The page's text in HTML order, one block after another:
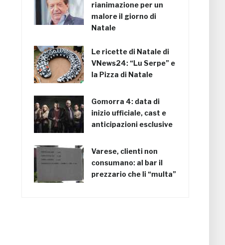
rianimazione per un
malore il giorno di
Natale
Le ricette di Natale di
VNews24: “Lu Serpe” e
la Pizza di Natale
Gomorra 4: data di
inizio ufficiale, cast e
anticipazioni esclusive
Varese, clienti non
consumano: al bar il
prezzario che li “multa”